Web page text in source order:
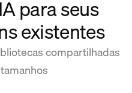
para seus
existentes
compartilhadas